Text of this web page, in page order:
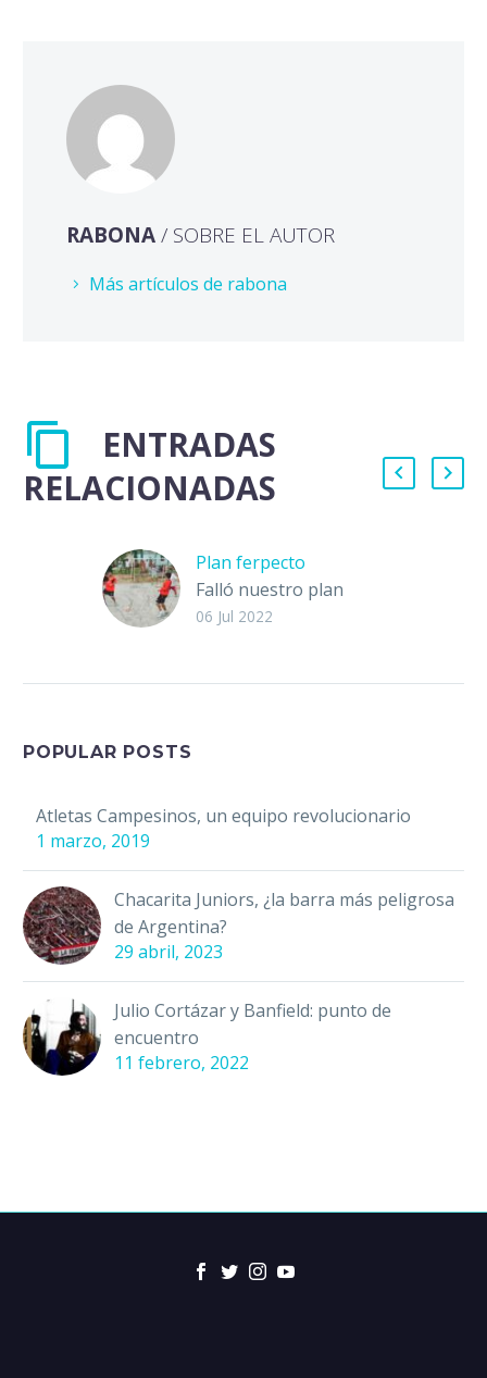
RABONA/ SOBRE EL AUTOR
Más artículos de rabona
ENTRADAS
RELACIONADAS
Plan ferpecto
Falló nuestro plan
maestro de vacaciones
06 Jul 2022
POPULAR POSTS
Atletas Campesinos, un equipo revolucionario
1 marzo, 2019
Chacarita Juniors, ¿la barra más peligrosa
de Argentina?
29 abril, 2023
Julio Cortázar y Banfield: punto de
encuentro
11 febrero, 2022